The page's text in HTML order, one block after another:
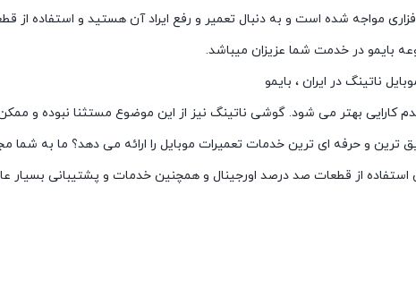
مواجه شده است و به دنبال تعمیر و رفع ایراد آن هستید و استفاده از
بایمو در خدمت شما عزیزان میباشد.
کارایی بهتر می شود. گوشی ناتینگ نیز از این موضوع مستثنا نبوده و
و حرفه ای ترین خدمات تعمیرات موبایل را ارائه می دهد؟ ما به شما
از قطعات صد درصد اورجینال و همچنین خدمات و پشتیبانی بسیار